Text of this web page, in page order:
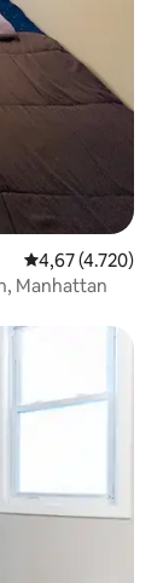
Gemiddelde
4,67 (4.720)
Manhattan